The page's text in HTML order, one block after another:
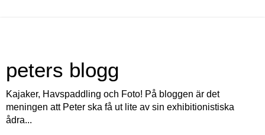
peters blogg
Kajaker, Havspaddling och Foto! På bloggen är det
meningen att Peter ska få ut lite av sin exhibitionistiska
ådra...